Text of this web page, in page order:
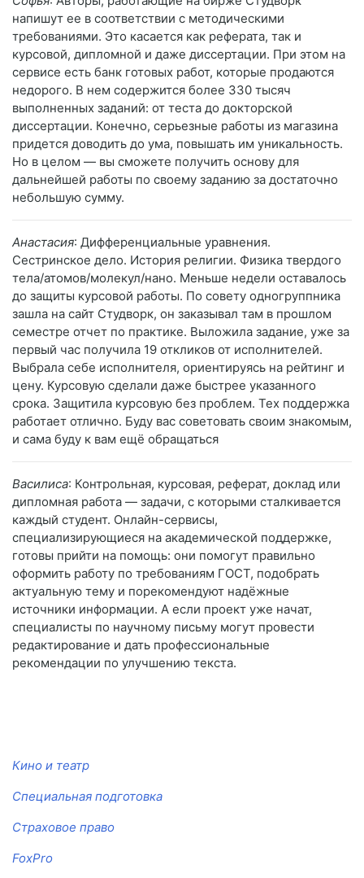
напишут ее в соответствии с методическими
требованиями. Это касается как реферата, так и
курсовой, дипломной и даже диссертации. При этом на
сервисе есть банк готовых работ, которые продаются
недорого. В нем содержится более 330 тысяч
выполненных заданий: от теста до докторской
диссертации. Конечно, серьезные работы из магазина
придется доводить до ума, повышать им уникальность.
Но в целом — вы сможете получить основу для
дальнейшей работы по своему заданию за достаточно
небольшую сумму.
Анастасия: Дифференциальные уравнения.
Сестринское дело. История религии. Физика твердого
тела/атомов/молекул/нано. Меньше недели оставалось
до защиты курсовой работы. По совету одногруппника
зашла на сайт Студворк, он заказывал там в прошлом
семестре отчет по практике. Выложила задание, уже за
первый час получила 19 откликов от исполнителей.
Выбрала себе исполнителя, ориентируясь на рейтинг и
цену. Курсовую сделали даже быстрее указанного
срока. Защитила курсовую без проблем. Тех поддержка
работает отлично. Буду вас советовать своим знакомым,
и сама буду к вам ещё обращаться
Василиса: Контрольная, курсовая, реферат, доклад или
дипломная работа — задачи, с которыми сталкивается
каждый студент. Онлайн-сервисы,
специализирующиеся на академической поддержке,
готовы прийти на помощь: они помогут правильно
оформить работу по требованиям ГОСТ, подобрать
актуальную тему и порекомендуют надёжные
источники информации. А если проект уже начат,
специалисты по научному письму могут провести
редактирование и дать профессиональные
рекомендации по улучшению текста.
Кино и театр
Специальная подготовка
Страховое право
FoxPro